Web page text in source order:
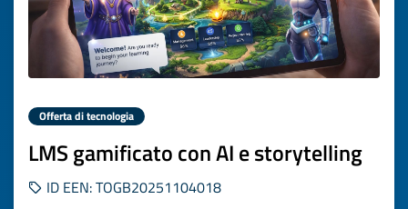
Offerta di tecnologia
LMS gamificato con AI e storytelling
ID EEN: TOGB20251104018